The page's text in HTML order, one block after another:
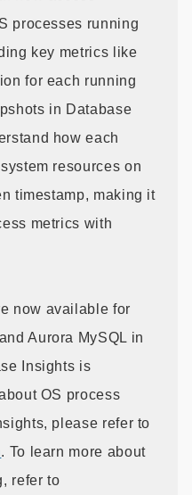
processes running
key metrics like
for each running
in Database
how each
resources on
timestamp, making it
metrics with
now available for
Aurora MySQL in
Insights is
OS process
please refer to
. To learn more about
refer to